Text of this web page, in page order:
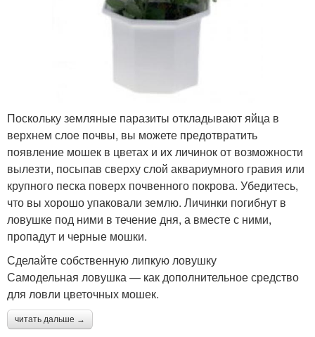
Поскольку земляные паразиты откладывают яйца в
верхнем слое почвы, вы можете предотвратить
появление мошек в цветах и их личинок от возможности
вылезти, посыпав сверху слой аквариумного гравия или
крупного песка поверх почвенного покрова. Убедитесь,
что вы хорошо упаковали землю. Личинки погибнут в
ловушке под ними в течение дня, а вместе с ними,
пропадут и черные мошки.
Сделайте собственную липкую ловушку
Самодельная ловушка — как дополнительное средство
для ловли цветочных мошек.
читать дальше →